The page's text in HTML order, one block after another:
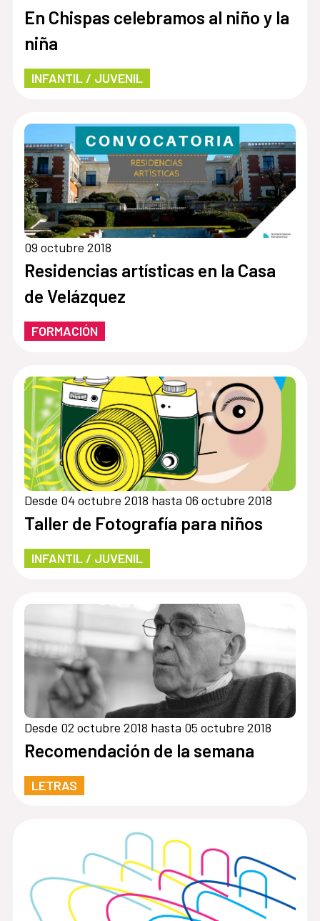
En Chispas celebramos al niño y la
niña
INFANTIL / JUVENIL
09 octubre 2018
Residencias artísticas en la Casa
de Velázquez
FORMACIÓN
Desde 04 octubre 2018 hasta 06 octubre 2018
Taller de Fotografía para niños
INFANTIL / JUVENIL
Desde 02 octubre 2018 hasta 05 octubre 2018
Recomendación de la semana
LETRAS